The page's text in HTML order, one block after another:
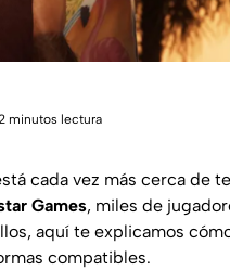
minutos lectura
cada vez más cerca de
Games, miles de
aquí te explicamos
compatibles.